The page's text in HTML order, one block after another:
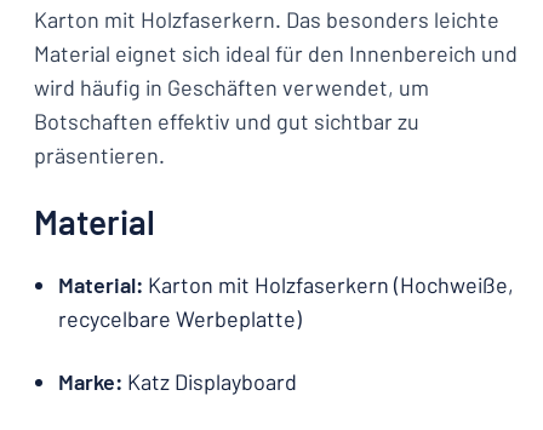
Karton mit Holzfaserkern. Das besonders leichte
Material eignet sich ideal für den Innenbereich und
wird häufig in Geschäften verwendet, um
Botschaften effektiv und gut sichtbar zu
präsentieren.
Material
Material: Karton mit Holzfaserkern (Hochweiße,
recycelbare Werbeplatte)
Marke: Katz Displayboard